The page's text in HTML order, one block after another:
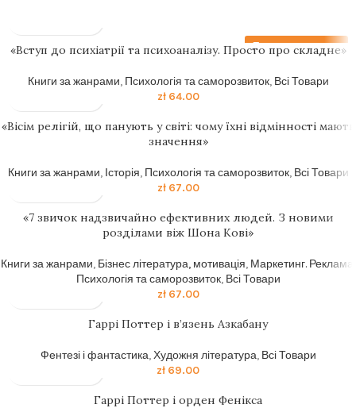
Передзамовлення
«Вступ до психіатрії та психоаналізу. Просто про складне»
Книги за жанрами, Психологія та саморозвиток, Всі Товари
zł64.00
«Вісім релігій, що панують у світі: чому їхні відмінності мають
значення»
Книги за жанрами, Історія, Психологія та саморозвиток, Всі Товари
zł67.00
«7 звичок надзвичайно ефективних людей. З новими
розділами віж Шона Кові»
Книги за жанрами, Бізнес література, мотивація, Маркетинг. Реклама
Психологія та саморозвиток, Всі Товари
zł67.00
Гаррі Поттер і в’язень Азкабану
Фентезі і фантастика,Художня література, Всі Товари
zł 69.00
Гаррi Поттер i орден Фенiкса